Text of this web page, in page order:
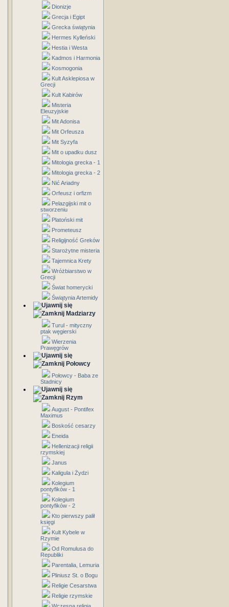
Dionizje
Grecja i Egipt
Grecka świątynia
Hermes Kylleński
Hestia i Westa
Kadmos i Harmonia
Kosmogonia
Kult Asklepiosa w
Grecji
Kult Kabirów
Misteria
Eleuzyjskie
Mit Adonisa
Mit Orfeusza
Mit Syzyfa
Mit o upadku dusz
Mitologia grecka - 1
Mitologia grecka - 2
Nić Ariadny
Orfeusz i orfizm
Pelazgijski mit o
stworzeniu
Platoński mit
Prometeusz
Religijność Greków
Starożytne misteria
Tajemnica Krety
Wróżbiarstwo w
Grecji
Świat homerycki
Świątynia Artemidy
Madziarzy
Turul - mityczny
ptak węgierski
Wierzenia
Prawęgrów
Połowcy
Połowcy - Baba ze
Stadnicy
Rzym
August - Pontifex
Maximus
Boskość cesarzy
Eneida
Hellenizacji religii
rzymskiej
Janus
Kaligula i Żydzi
Kolegium
pontyfików - 1
Kolegium
pontyfików - 2
Kto pierwszy palił
księgi
Kult Kybele w
Rzymie
Od Romulusa do
Republiki
Parentalia, Lemuria
Pliniusz St. o Bogu
Religie Cesarstwa
Religie rzymskie